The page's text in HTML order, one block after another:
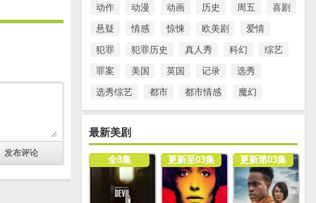
动作
动漫 动画 历史 周五
喜剧
悬疑
情感 惊悚 欧美剧
爱情
犯罪
犯罪历史 真人秀 科幻
综艺
罪案
美国 英国 记录
选秀
选秀综艺
都市 都市情感 魔幻
最新美剧
全8集 更新至03集 更新第03集